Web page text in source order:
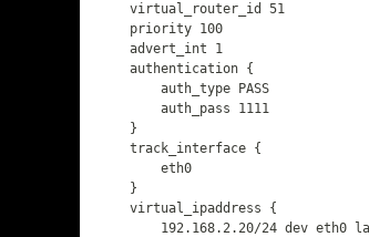
    virtual_router_id 51
    priority 100
    advert_int 1
    authentication {
        auth_type PASS
        auth_pass 1111
    }
    track_interface {
    }
    virtual_ipaddress {
192.168.2.20/24 dev eth0